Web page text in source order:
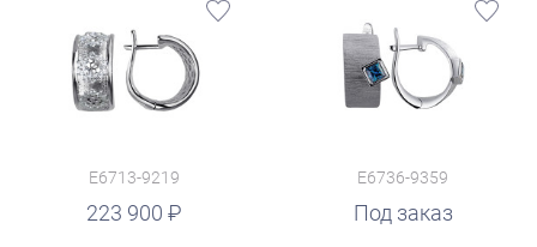
E6713-9219
223 900
E6736-9359
Под заказ